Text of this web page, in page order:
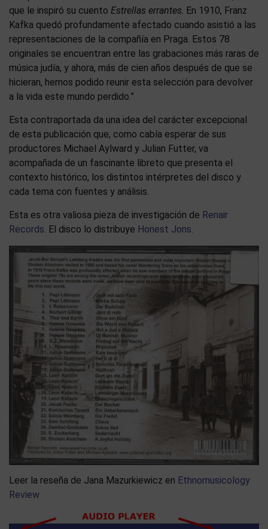
que le inspiró su cuento Estrellas errantes. En 1910, Franz
Kafka quedó profundamente afectado cuando asistió a las
representaciones de la compañía en Praga. Estos 78
originales se encuentran entre las grabaciones más raras de
música judía, y ahora, más de cien años después de que se
hicieran, hemos podido reunir esta selección para devolver
a la vida este mundo perdido.”
Esta contraportada da una idea del carácter excepcional
de esta publicación que, como cabía esperar de sus
productores Michael Aylward y Julian Futter, va
acompañada de un fascinante libreto que presenta el
contexto histórico, los distintos intérpretes del disco y
cada tema con fuentes y análisis.
Esta es otra valiosa pieza de investigación de Renair
Records. El disco lo distribuye Honest Jons.
Leer la reseña de Jana Mazurkiewicz en Ethnomusicology
Review